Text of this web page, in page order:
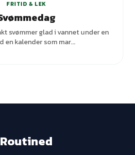
FRITID & LEK
svømmer glad i vannet under en
en kalender som mar...
Routined